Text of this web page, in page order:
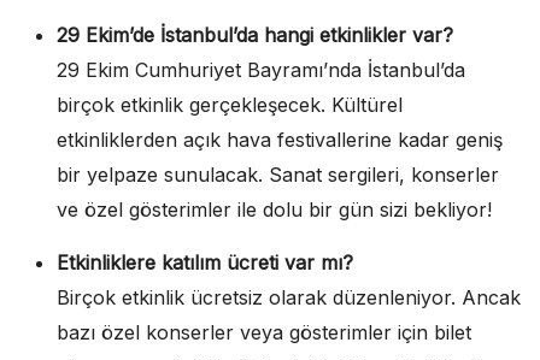
29 Ekim’de İstanbul’da hangi etkinlikler var?
29 Ekim Cumhuriyet Bayramı’nda İstanbul’da
birçok etkinlik gerçekleşecek. Kültürel
etkinliklerden açık hava festivallerine kadar geniş
bir yelpaze sunulacak. Sanat sergileri, konserler
ve özel gösterimler ile dolu bir gün sizi bekliyor!
Etkinliklere katılım ücreti var mı?
Birçok etkinlik ücretsiz olarak düzenleniyor. Ancak
bazı özel konserler veya gösterimler için bilet